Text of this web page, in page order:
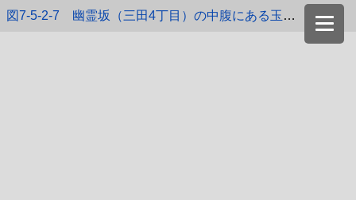
図7-5-2-7 幽霊坂（三田4丁目）の中腹にある玉鳳寺（正面）と仙翁寺（左）